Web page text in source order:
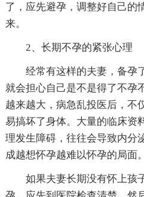
了，应先避孕，调整好自己的
来。
2、长期不孕的紧张心理
经常有这样的夫妻，备孕
就会担心自己是不是得了不孕
越来越大，病急乱投医后，不
易搞坏了身体。大量的临床资
理发生障碍，往往会导致内分
成越想怀孕越难以怀孕的局面。
如果夫妻长期没有怀上孩